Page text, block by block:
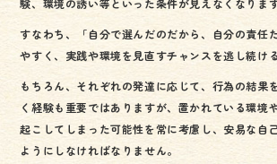
験、環境の誘い等といった条件が見えなくなります
すなわち、「自分で選んだのだから、自分の責任
やすく、実践や環境を見直すチャンスを逃し続け
もちろん、それぞれの発達に応じて、行為の結果
く経験も重要ではありますが、置かれている環境
起こしてしまった可能性を常に考慮し、安易な自
ようにしなければなりません。